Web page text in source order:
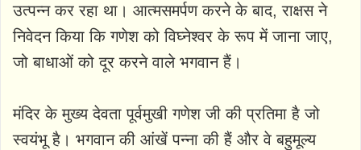
उत्पन्न कर रहा था। आत्मसमर्पण करने के बाद, राक्षस ने
निवेदन किया कि गणेश को विघ्नेश्वर के रूप में जाना जाए,
जो बाधाओं को दूर करने वाले भगवान हैं।
मंदिर के मुख्य देवता पूर्वमुखी गणेश जी की प्रतिमा है जो
स्वयंभू है। भगवान की आंखें पन्ना की हैं और वे बहुमूल्य